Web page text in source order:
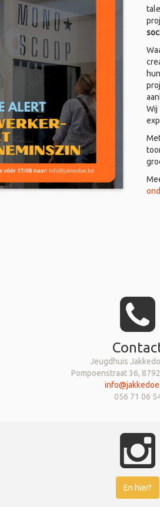
Wij
Jeugdhuis
Pompoenstraat 36,
056 71 06
En hier?